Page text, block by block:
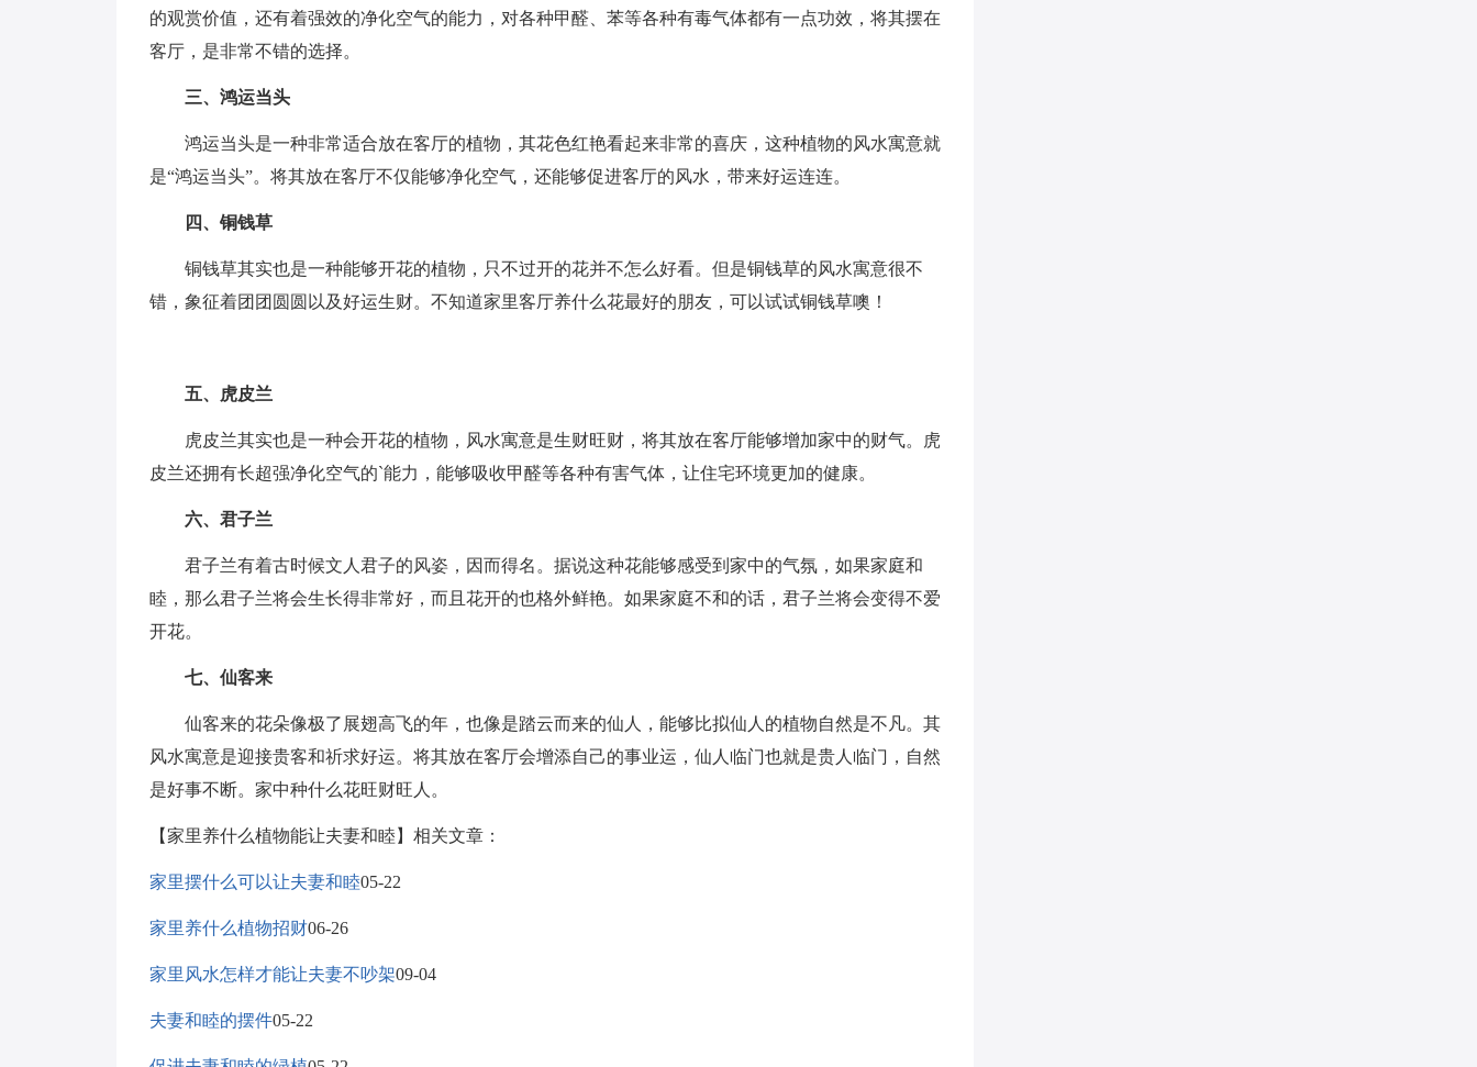
的观赏价值，还有着强效的净化空气的能力，对各种甲醛、苯等各种有毒气体都有一点功效，将其摆在
客厅，是非常不错的选择。
三、鸿运当头
鸿运当头是一种非常适合放在客厅的植物，其花色红艳看起来非常的喜庆，这种植物的风水寓意就
是“鸿运当头”。将其放在客厅不仅能够净化空气，还能够促进客厅的风水，带来好运连连。
四、铜钱草
铜钱草其实也是一种能够开花的植物，只不过开的花并不怎么好看。但是铜钱草的风水寓意很不
错，象征着团团圆圆以及好运生财。不知道家里客厅养什么花最好的朋友，可以试试铜钱草噢！
五、虎皮兰
虎皮兰其实也是一种会开花的植物，风水寓意是生财旺财，将其放在客厅能够增加家中的财气。虎
皮兰还拥有长超强净化空气的`能力，能够吸收甲醛等各种有害气体，让住宅环境更加的健康。
六、君子兰
君子兰有着古时候文人君子的风姿，因而得名。据说这种花能够感受到家中的气氛，如果家庭和
睦，那么君子兰将会生长得非常好，而且花开的也格外鲜艳。如果家庭不和的话，君子兰将会变得不爱
开花。
七、仙客来
仙客来的花朵像极了展翅高飞的年，也像是踏云而来的仙人，能够比拟仙人的植物自然是不凡。其
风水寓意是迎接贵客和祈求好运。将其放在客厅会增添自己的事业运，仙人临门也就是贵人临门，自然
是好事不断。家中种什么花旺财旺人。
【家里养什么植物能让夫妻和睦】相关文章：
家里摆什么可以让夫妻和睦05-22
家里养什么植物招财06-26
家里风水怎样才能让夫妻不吵架09-04
夫妻和睦的摆件05-22